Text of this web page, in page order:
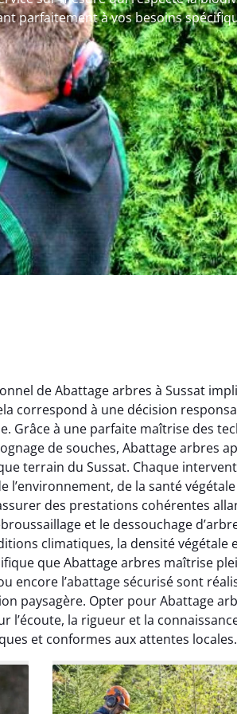
parfaitement à vos besoins
de Abattage arbres à Sussat
correspond à une décision
Grâce à une parfaite maîtrise des
de souches, Abattage arbres
terrain du Sussat. Chaque
l’environnement, de la santé
des prestations cohérentes
et le dessouchage
climatiques, la densité
que Abattage arbres maîtrise
encore l’abattage sécurisé sont
paysagère. Opter pour Abattage
l’écoute, la rigueur et la
et conformes aux attentes locales.
Soraya Benali
07 février 2026
Service irréprochable du
début à la fin. Les arbres ont
été parfaitement entretenus
et le nettoyage après
intervention est impeccable.
Je recommande vivement.